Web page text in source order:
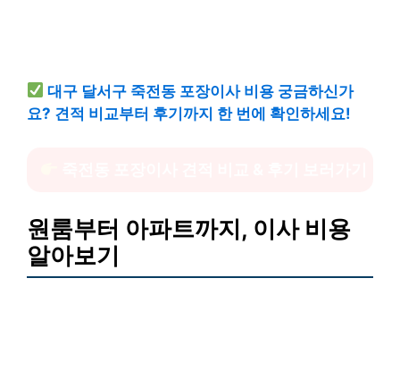
대구 달서구 죽전동 포장이사 비용 궁금하신가
요? 견적 비교부터 후기까지 한 번에 확인하세요!
원룸부터 아파트까지, 이사 비용
알아보기